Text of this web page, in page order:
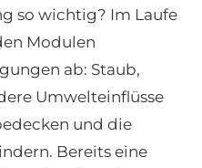
so wichtig? Im Laufe
Modulen
ab: Staub,
Umwelteinflüsse
und die
Bereits eine